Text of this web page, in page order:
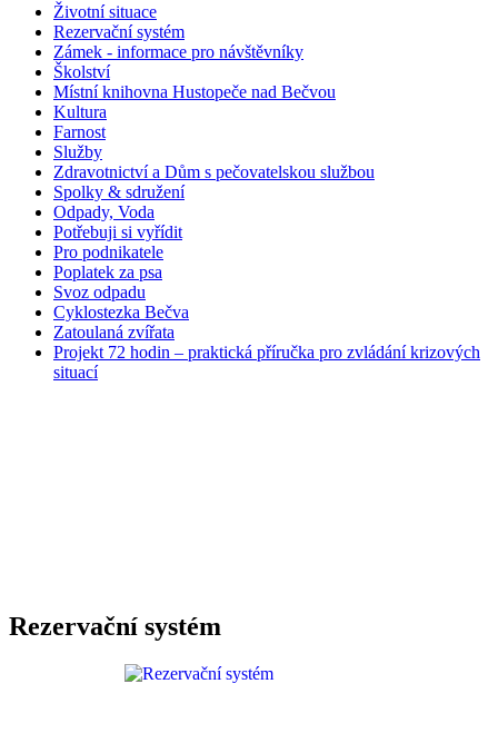
Životní situace
Rezervační systém
Zámek - informace pro návštěvníky
Školství
Místní knihovna Hustopeče nad Bečvou
Kultura
Farnost
Služby
Zdravotnictví a Dům s pečovatelskou službou
Spolky & sdružení
Odpady, Voda
Potřebuji si vyřídit
Pro podnikatele
Poplatek za psa
Svoz odpadu
Cyklostezka Bečva
Zatoulaná zvířata
Projekt 72 hodin – praktická příručka pro zvládání krizových
situací
Rezervační systém